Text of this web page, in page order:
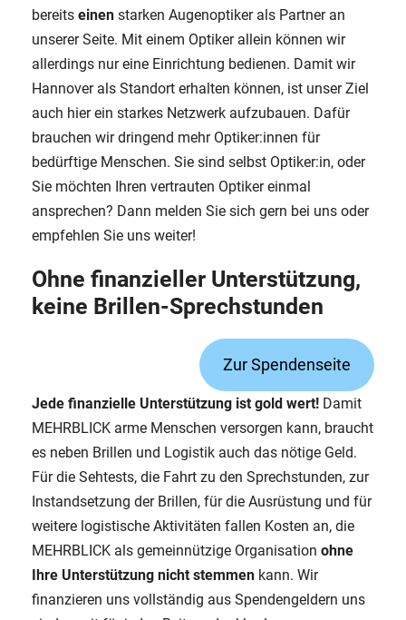
bereits einen starken Augenoptiker als Partner an
unserer Seite. Mit einem Optiker allein können wir
allerdings nur eine Einrichtung bedienen. Damit wir
Hannover als Standort erhalten können, ist unser Ziel
auch hier ein starkes Netzwerk aufzubauen. Dafür
brauchen wir dringend mehr Optiker:innen für
bedürftige Menschen. Sie sind selbst Optiker:in, oder
Sie möchten Ihren vertrauten Optiker einmal
ansprechen? Dann melden Sie sich gern bei uns oder
empfehlen Sie uns weiter!
Ohne finanzieller Unterstützung,
keine Brillen-Sprechstunden
Zur Spendenseite
Jede finanzielle Unterstützung ist gold wert! Damit
MEHRBLICK arme Menschen versorgen kann, braucht
es neben Brillen und Logistik auch das nötige Geld.
Für die Sehtests, die Fahrt zu den Sprechstunden, zur
Instandsetzung der Brillen, für die Ausrüstung und für
weitere logistische Aktivitäten fallen Kosten an, die
MEHRBLICK als gemeinnützige Organisation ohne
Ihre Unterstützung nicht stemmen kann. Wir
finanzieren uns vollständig aus Spendengeldern uns